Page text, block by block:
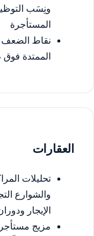
ونِسَب
المستأجرة
نقاط الضعف
الممتدة
العقارات
تحليلات
والشوارع
الإيجار
مزيج